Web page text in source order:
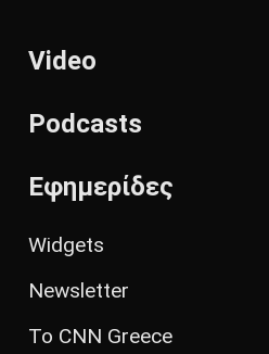
Video
Podcasts
Εφημερίδες
Widgets
Newsletter
Το CNN Greece